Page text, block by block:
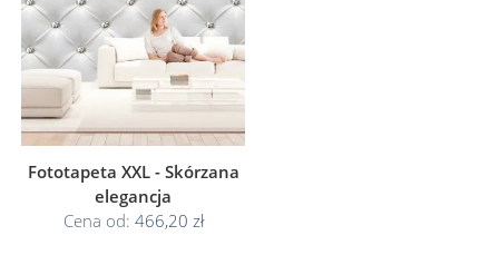
Fototapeta XXL - Skórzana
elegancja
Cena od: 466,20 zł